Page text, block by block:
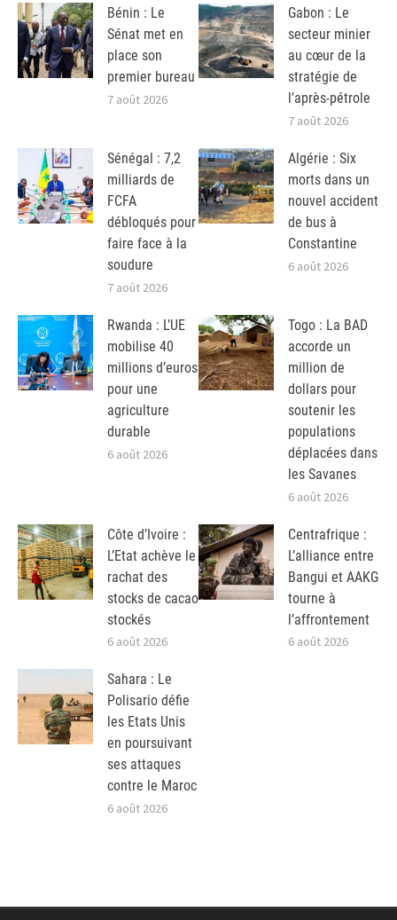
Bénin : Le
Sénat met en
place son
premier bureau
7 août 2026
Gabon : Le
secteur minier
au cœur de la
stratégie de
l’après-pétrole
7 août 2026
Sénégal : 7,2
milliards de
FCFA
débloqués pour
faire face à la
soudure
7 août 2026
Algérie : Six
morts dans un
nouvel accident
de bus à
Constantine
6 août 2026
Rwanda : L’UE
mobilise 40
millions d’euros
pour une
agriculture
durable
6 août 2026
Togo : La BAD
accorde un
million de
dollars pour
soutenir les
populations
déplacées dans
les Savanes
6 août 2026
Côte d’Ivoire :
L’Etat achève le
rachat des
stocks de cacao
stockés
6 août 2026
Centrafrique :
L’alliance entre
Bangui et AAKG
tourne à
l’affrontement
6 août 2026
Sahara : Le
Polisario défie
les Etats Unis
en poursuivant
ses attaques
contre le Maroc
6 août 2026